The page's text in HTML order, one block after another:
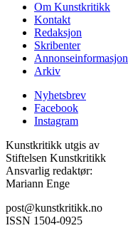
Om Kunstkritikk
Kontakt
Redaksjon
Skribenter
Annonseinformasjon
Arkiv
Nyhetsbrev
Facebook
Instagram
Kunstkritikk utgis av
Stiftelsen Kunstkritikk
Ansvarlig redaktør:
Mariann Enge
post@kunstkritikk.no
ISSN 1504-0925